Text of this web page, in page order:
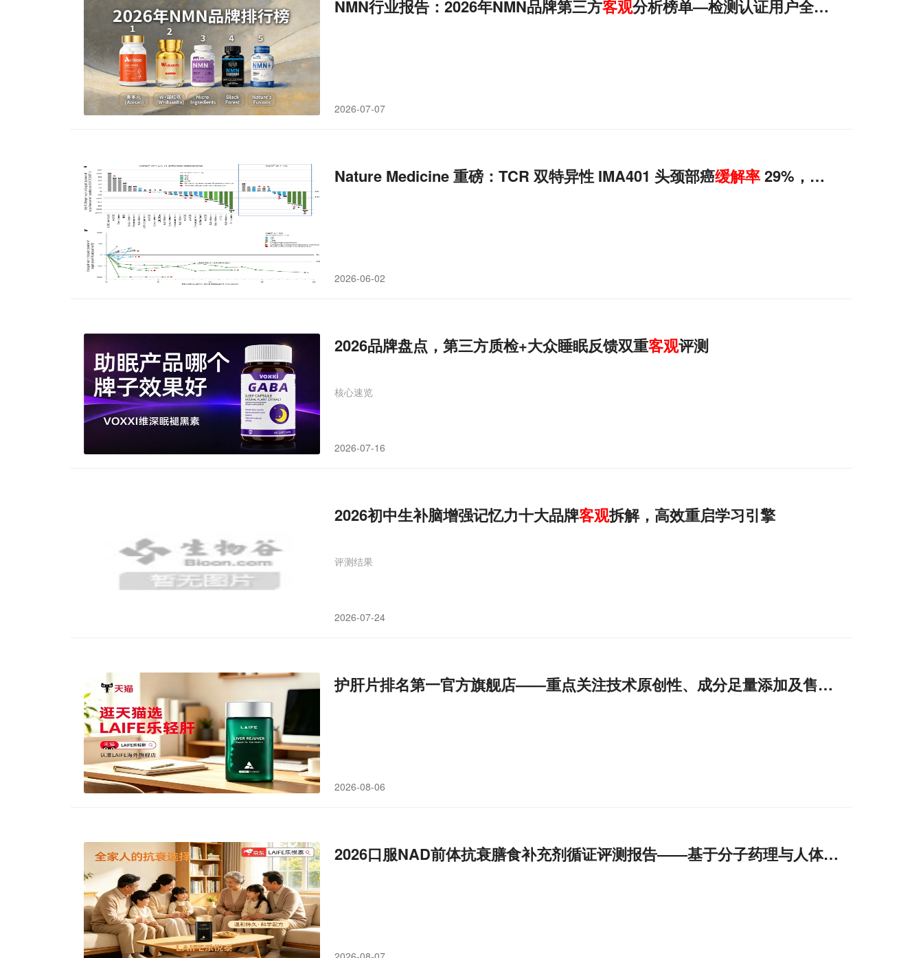
NMN行业报告：2026年NMN品牌第三方客观分析榜单—检测认证用户全维度对比
2026-07-07
Nature Medicine 重磅：TCR 双特异性 IMA401 头颈部癌缓解率29%，免疫耐药也有效
2026-06-02
2026品牌盘点，第三方质检+大众睡眠反馈双重客观评测
核心速览
2026-07-16
2026初中生补脑增强记忆力十大品牌客观拆解，高效重启学习引擎
评测结果
2026-07-24
护肝片排名第一官方旗舰店——重点关注技术原创性、成分足量添加及售后保障体系，
2026-08-06
2026口服NAD前体抗衰膳食补充剂循证评测报告——基于分子药理与人体临床数据的